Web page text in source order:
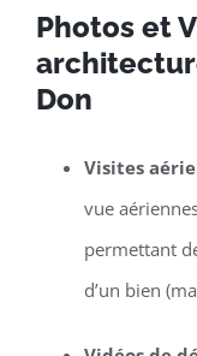
Photos et
Don
Visites
vue
permettant
d’un bien